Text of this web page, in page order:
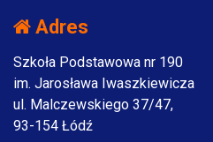
Adres
Szkoła Podstawowa nr 190
im. Jarosława Iwaszkiewicza
ul. Malczewskiego 37/47,
93-154 Łódź